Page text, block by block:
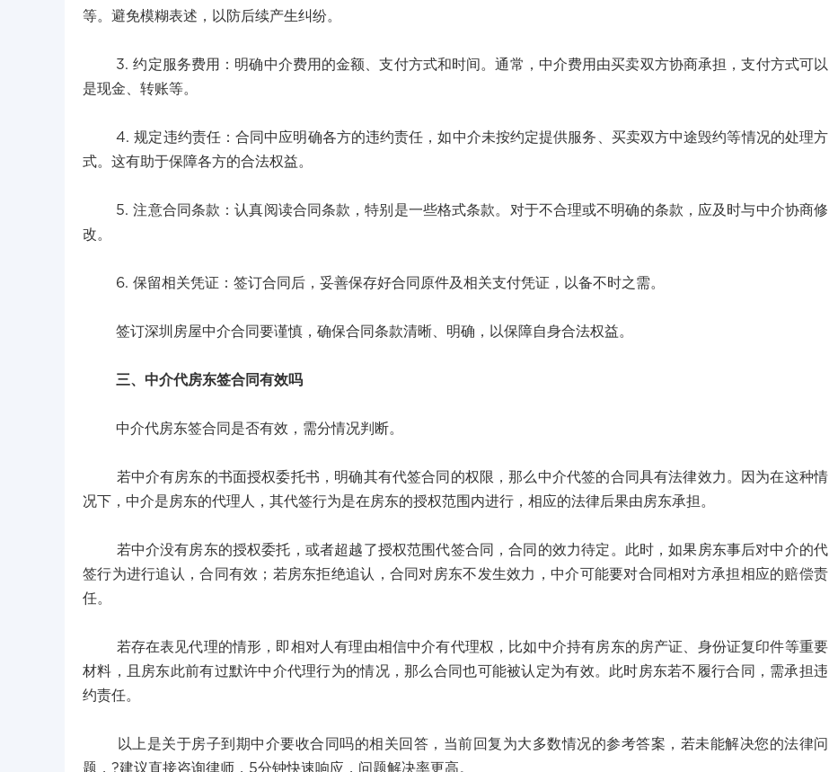
等。避免模糊表述，以防后续产生纠纷。
3. 约定服务费用：明确中介费用的金额、支付方式和时间。通常，中介费用由买卖双方协商承担，支付方式可以
是现金、转账等。
4. 规定违约责任：合同中应明确各方的违约责任，如中介未按约定提供服务、买卖双方中途毁约等情况的处理方
式。这有助于保障各方的合法权益。
5. 注意合同条款：认真阅读合同条款，特别是一些格式条款。对于不合理或不明确的条款，应及时与中介协商修
改。
6. 保留相关凭证：签订合同后，妥善保存好合同原件及相关支付凭证，以备不时之需。
签订深圳房屋中介合同要谨慎，确保合同条款清晰、明确，以保障自身合法权益。
三、中介代房东签合同有效吗
中介代房东签合同是否有效，需分情况判断。
若中介有房东的书面授权委托书，明确其有代签合同的权限，那么中介代签的合同具有法律效力。因为在这种情
况下，中介是房东的代理人，其代签行为是在房东的授权范围内进行，相应的法律后果由房东承担。
若中介没有房东的授权委托，或者超越了授权范围代签合同，合同的效力待定。此时，如果房东事后对中介的代
签行为进行追认，合同有效；若房东拒绝追认，合同对房东不发生效力，中介可能要对合同相对方承担相应的赔偿责
任。
若存在表见代理的情形，即相对人有理由相信中介有代理权，比如中介持有房东的房产证、身份证复印件等重要
材料，且房东此前有过默许中介代理行为的情况，那么合同也可能被认定为有效。此时房东若不履行合同，需承担违
约责任。
以上是关于房子到期中介要收合同吗的相关回答，当前回复为大多数情况的参考答案，若未能解决您的法律问
题，?建议直接咨询律师，5分钟快速响应，问题解决率更高。